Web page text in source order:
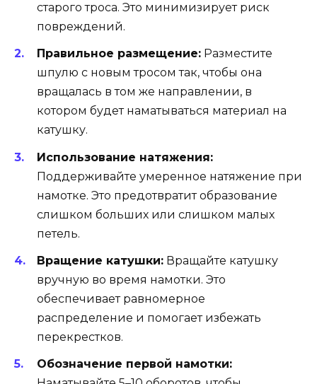
старого троса. Это минимизирует риск
повреждений.
Правильное размещение: Разместите
шпулю с новым тросом так, чтобы она
вращалась в том же направлении, в
котором будет наматываться материал на
катушку.
Использование натяжения:
Поддерживайте умеренное натяжение при
намотке. Это предотвратит образование
слишком больших или слишком малых
петель.
Вращение катушки: Вращайте катушку
вручную во время намотки. Это
обеспечивает равномерное
распределение и помогает избежать
перекрестков.
Обозначение первой намотки: